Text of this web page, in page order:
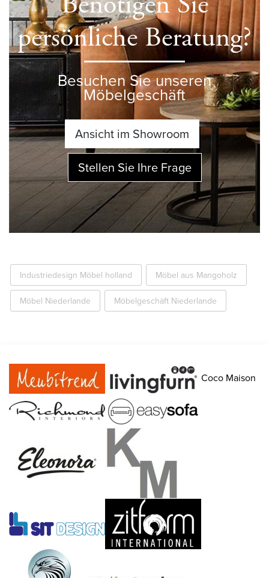
persönliche Beratung?
Besuchen Sie unseren
Möbelgeschäft
Ansicht im Showroom
Stellen Sie Ihre Frage
Industriedesign Möbel holland Möbel aus Mangoholz
Möbel Niederlande Möbelgeschäft Niederlande
Coco Maison